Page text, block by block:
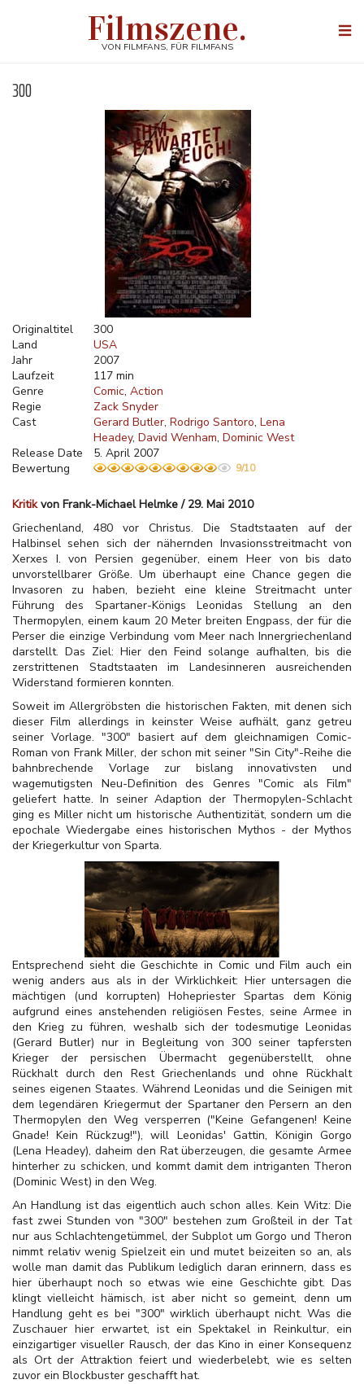
Filmszene.
VON FILMFANS, FÜR FILMFANS
300
Originaltitel
300
Land
USA
Jahr
2007
Laufzeit
117 min
Genre
Comic Action
Regie
Zack Snyder
Cast
Gerard Butler Rodrigo Santoro Lena
Headey David Wenham Dominic West
Release Date
5. April 2007
Bewertung
9/10
Kritikvon Frank-Michael Helmke / 29. Mai 2010
Griechenland, 480 vor Christus. Die Stadtstaaten auf der
Halbinsel sehen sich der nähernden Invasionsstreitmacht von
Xerxes I. von Persien gegenüber, einem Heer von bis dato
unvorstellbarer Größe. Um überhaupt eine Chance gegen die
Invasoren zu haben, bezieht eine kleine Streitmacht unter
Führung des Spartaner-Königs Leonidas Stellung an den
Thermopylen, einem kaum 20 Meter breiten Engpass, der für die
Perser die einzige Verbindung vom Meer nach Innergriechenland
darstellt. Das Ziel: Hier den Feind solange aufhalten, bis die
zerstrittenen Stadtstaaten im Landesinneren ausreichenden
Widerstand formieren konnten.
Soweit im Allergröbsten die historischen Fakten, mit denen sich
dieser Film allerdings in keinster Weise aufhält, ganz getreu
seiner Vorlage. "300" basiert auf dem gleichnamigen Comic-
Roman von Frank Miller, der schon mit seiner "Sin City"-Reihe die
bahnbrechende Vorlage zur bislang innovativsten und
wagemutigsten Neu-Definition des Genres "Comic als Film"
geliefert hatte. In seiner Adaption der Thermopylen-Schlacht
ging es Miller nicht um historische Authentizität, sondern um die
epochale Wiedergabe eines historischen Mythos - der Mythos
der Kriegerkultur von Sparta.
Entsprechend sieht die Geschichte in Comic und Film auch ein
wenig anders aus als in der Wirklichkeit: Hier untersagen die
mächtigen (und korrupten) Hohepriester Spartas dem König
aufgrund eines anstehenden religiösen Festes, seine Armee in
den Krieg zu führen, weshalb sich der todesmutige Leonidas
(Gerard Butler) nur in Begleitung von 300 seiner tapfersten
Krieger der persischen Übermacht gegenüberstellt, ohne
Rückhalt durch den Rest Griechenlands und ohne Rückhalt
seines eigenen Staates. Während Leonidas und die Seinigen mit
dem legendären Kriegermut der Spartaner den Persern an den
Thermopylen den Weg versperren ("Keine Gefangenen! Keine
Gnade! Kein Rückzug!"), will Leonidas' Gattin, Königin Gorgo
(Lena Headey), daheim den Rat überzeugen, die gesamte Armee
hinterher zu schicken, und kommt damit dem intriganten Theron
(Dominic West) in den Weg.
An Handlung ist das eigentlich auch schon alles. Kein Witz: Die
fast zwei Stunden von "300" bestehen zum Großteil in der Tat
nur aus Schlachtengetümmel, der Subplot um Gorgo und Theron
nimmt relativ wenig Spielzeit ein und mutet beizeiten so an, als
wolle man damit das Publikum lediglich daran erinnern, dass es
hier überhaupt noch so etwas wie eine Geschichte gibt. Das
klingt vielleicht hämisch, ist aber nicht so gemeint, denn um
Handlung geht es bei "300" wirklich überhaupt nicht. Was die
Zuschauer hier erwartet, ist ein Spektakel in Reinkultur, ein
einzigartiger visueller Rausch, der das Kino in einer Konsequenz
als Ort der Attraktion feiert und wiederbelebt, wie es selten
zuvor ein Blockbuster geschafft hat.